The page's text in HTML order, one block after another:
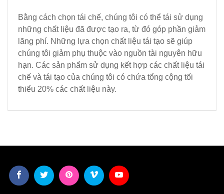
Bằng cách chọn tái chế, chúng tôi có thể tái sử dụng
những chất liệu đã được tạo ra, từ đó góp phần giảm
lãng phí. Những lựa chọn chất liệu tái tạo sẽ giúp
chúng tôi giảm phụ thuộc vào nguồn tài nguyên hữu
hạn. Các sản phẩm sử dụng kết hợp các chất liệu tái
chế và tái tạo của chúng tôi có chứa tổng cộng tối
thiểu 20% các chất liệu này.